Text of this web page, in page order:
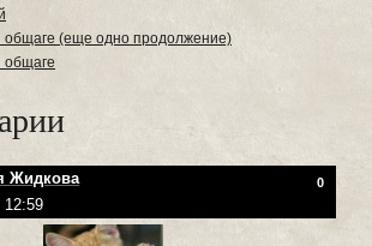
общаге (еще одно продолжение)
общаге
Жидкова 0
12:59